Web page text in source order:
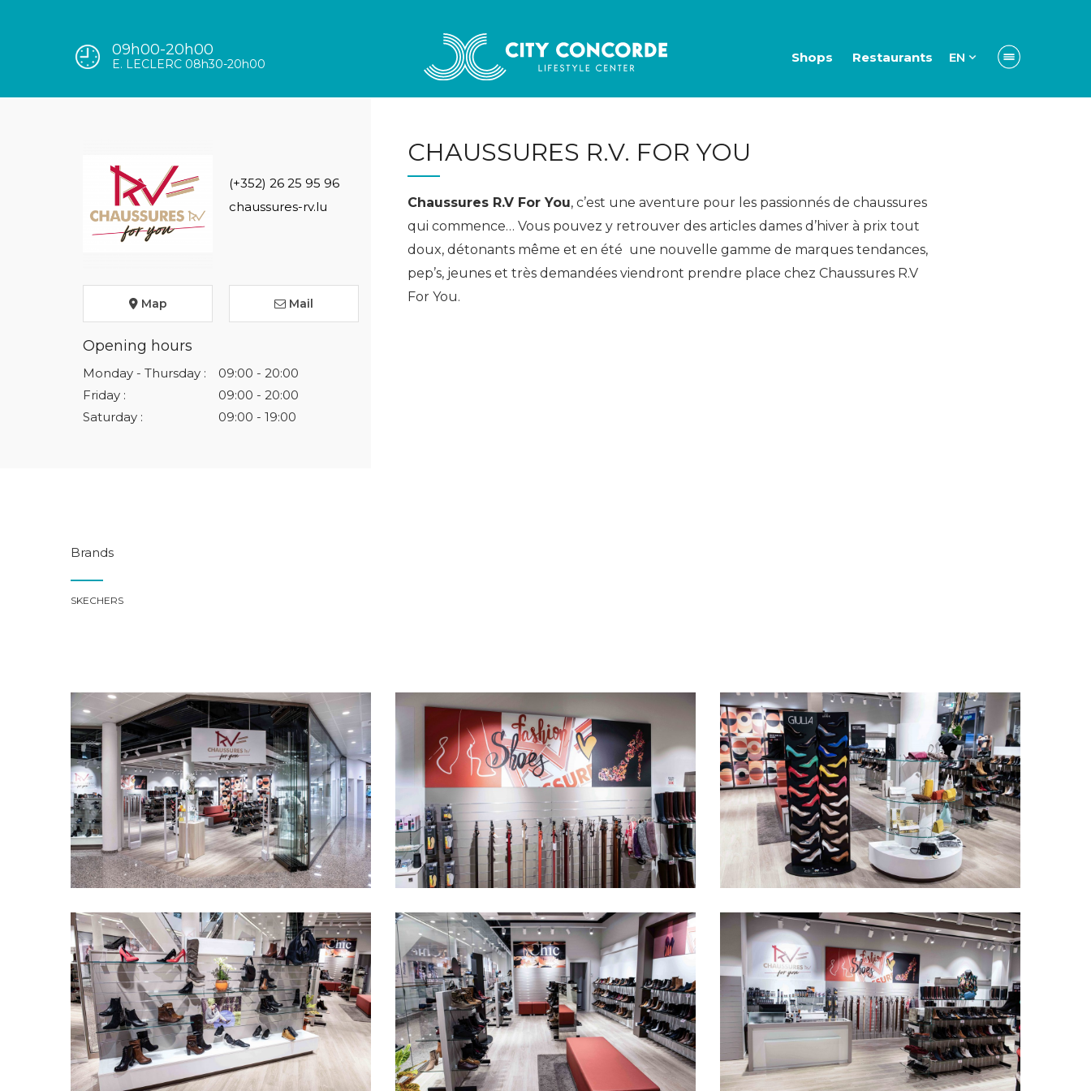
09h00-20h00
E. LECLERC 08h30-20h00 Shops Restaurants EN
(+352) 26 25 95 96
chaussures-rv.lu
Map Mail
Opening hours
Monday - Thursday :
09:00 - 20:00
Friday :
09:00 - 20:00
Saturday :
09:00 - 19:00
CHAUSSURES R.V. FOR YOU
Chaussures R.V For You, c’est une aventure pour les passionnés de chaussures
qui commence… Vous pouvez y retrouver des articles dames d’hiver à prix tout
doux, détonants même et en été une nouvelle gamme de marques tendances,
pep’s, jeunes et très demandées viendront prendre place chez Chaussures R.V
For You.
Brands
SKECHERS